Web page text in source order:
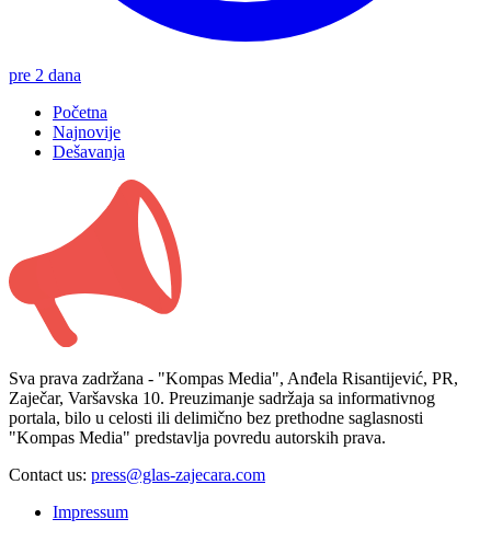
pre 2 dana
Početna
Najnovije
Dešavanja
Sva prava zadržana - "Kompas Media", Anđela Risantijević, PR,
Zaječar, Varšavska 10. Preuzimanje sadržaja sa informativnog
portala, bilo u celosti ili delimično bez prethodne saglasnosti
"Kompas Media" predstavlja povredu autorskih prava.
Contact us: press@glas-zajecara.com
Impressum